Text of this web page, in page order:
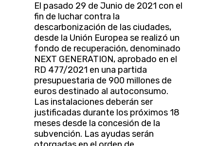
El pasado 29 de Junio de 2021 con el
fin de luchar contra la
descarbonización de las ciudades,
desde la Unión Europea se realizó un
fondo de recuperación, denominado
NEXT GENERATION, aprobado en el
RD 477/2021 en una partida
presupuestaria de 900 millones de
euros destinado al autoconsumo.
Las instalaciones deberán ser
justificadas durante los próximos 18
meses desde la concesión de la
subvención. Las ayudas serán